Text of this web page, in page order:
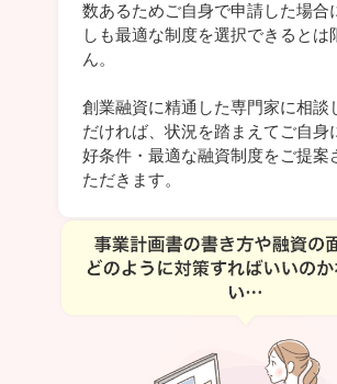
数あるためご自身で申請した場合
しも最適な制度を選択できるとは
ん。
創業融資に精通した専門家に相談
だければ、状況を踏まえてご自身
好条件・最適な融資制度をご提案
ただきます。